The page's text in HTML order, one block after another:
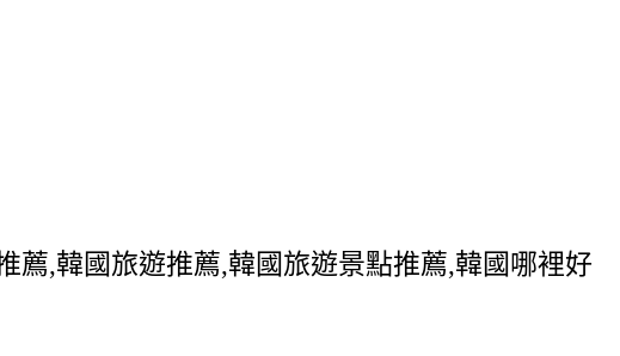
薦,韓國旅遊推薦,韓國旅遊景點推薦,韓國哪裡好